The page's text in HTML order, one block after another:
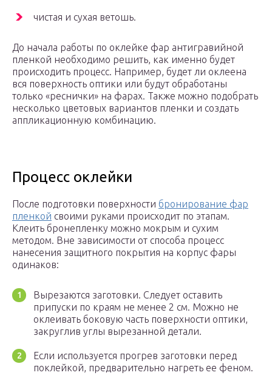
чистая и сухая ветошь.
До начала работы по оклейке фар антигравийной
пленкой необходимо решить, как именно будет
происходить процесс. Например, будет ли оклеена
вся поверхность оптики или будут обработаны
только «реснички» на фарах. Также можно подобрать
несколько цветовых вариантов пленки и создать
аппликационную комбинацию.
Процесс оклейки
После подготовки поверхности бронирование фар
пленкой своими руками происходит по этапам.
Клеить бронепленку можно мокрым и сухим
методом. Вне зависимости от способа процесс
нанесения защитного покрытия на корпус фары
одинаков:
Вырезаются заготовки. Следует оставить
припуски по краям не менее 2 см. Можно не
оклеивать боковую часть поверхности оптики,
закруглив углы вырезанной детали.
Если используется прогрев заготовки перед
поклейкой, предварительно нагреть ее феном.